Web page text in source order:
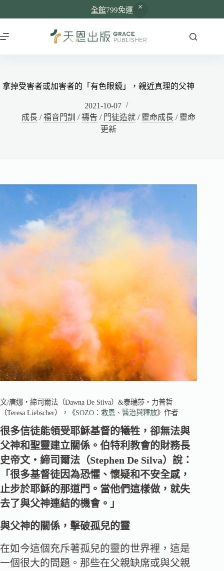
全館799免運
拿掉受害者或加害者的「有色眼鏡」，親近真理的父神
2021-10-07
成長 /福音門訓 /禱告 / 門徒造就 / 靈命成長 / 靈命
更新
文/唐娜‧締司爾法（Dawna De Silva）&泰瑞莎‧力普哲
（Teresa Liebscher），《SOZO：救恩、醫治與釋放》作者
很多信徒能領受耶穌基督的犧牲，卻無法與
父神和聖靈建立關係。伯特利教會的財務長
史帝文‧締司爾法（Stephen De Silva）說：
「很多基督徒因為恐懼、懷疑和不安全感，
止步於耶穌的那道門。當他們這樣做，就失
去了與父神連結的機會。」
與父神的關係，擊破孤兒的靈
在如今這個充斥著孤兒的靈的世界裡，這是
一個很大的問題。那些在父親缺席或與父親